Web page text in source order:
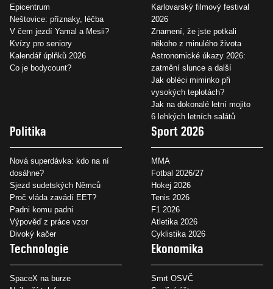
Epicentrum
Neštovice: příznaky, léčba
V čem jezdí Yamal a Mesii?
Kvízy pro seniory
Kalendář úplňků 2026
Co je bodycount?
Karlovarský filmový festival
2026
Znamení, že jste potkali
někoho z minulého života
Astronomické úkazy 2026:
zatmění slunce a další
Jak obléci miminko při
vysokých teplotách?
Jak na dokonalé letní mojito
6 lehkých letních salátů
Politika
Nová superdávka: kdo na ní
dosáhne?
Sjezd sudetských Němců
Proč vláda zavádí EET?
Padni komu padni
Výpověď z práce vzor
Divoký kačer
Sport 2026
MMA
Fotbal 2026/27
Hokej 2026
Tenis 2026
F1 2026
Atletika 2026
Cyklistika 2026
Technologie
SpaceX na burze
Ekonomika
Smrt OSVČ